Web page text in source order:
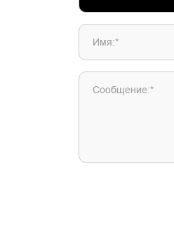
Имя:*
Сообщение:*